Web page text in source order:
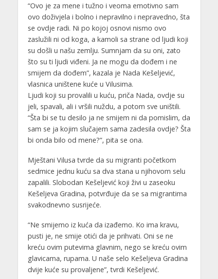
“Ovo je za mene i tužno i veoma emotivno sam
ovo doživjela i bolno i nepravilno i nepravedno, šta
se ovdje radi. Ni po kojoj osnovi nismo ovo
zaslužili ni od koga, a kamoli sa strane od ljudi koji
su došli u našu zemlju. Sumnjam da su oni, zato
što su ti ljudi viđeni. Ja ne mogu da dođem i ne
smijem da dođem”, kazala je Nada Kešeljević,
vlasnica uništene kuće u Vilusima.
Ljudi koji su provalili u kuću, priča Nada, ovdje su
jeli, spavali, ali i vršili nuždu, a potom sve uništili.
“Šta bi se tu desilo ja ne smijem ni da pomislim, da
sam se ja kojim slučajem sama zadesila ovdje? Šta
bi onda bilo od mene?”, pita se ona.
Mještani Vilusa tvrde da su migranti početkom
sedmice jednu kuću sa dva stana u njihovom selu
zapalili. Slobodan Kešeljević koji živi u zaseoku
Kešeljeva Gradina, potvrđuje da se sa migrantima
svakodnevno susrijeće.
“Ne smijemo iz kuća da izađemo. Ko ima kravu,
pusti je, ne smije otići da je prihvati. Oni se ne
kreću ovim putevima glavnim, nego se kreću ovim
glavicama, rupama. U naše selo Kešeljeva Gradina
dvije kuće su provaljene”, tvrdi Kešeljević.